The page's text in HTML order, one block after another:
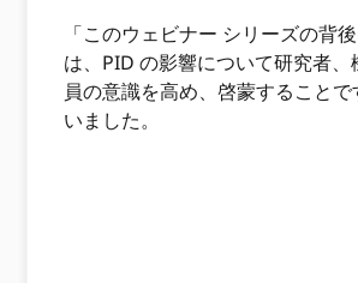
「このウェビナー シリーズの背
は、PID の影響について研究者
員の意識を高め、啓蒙すること
いました。